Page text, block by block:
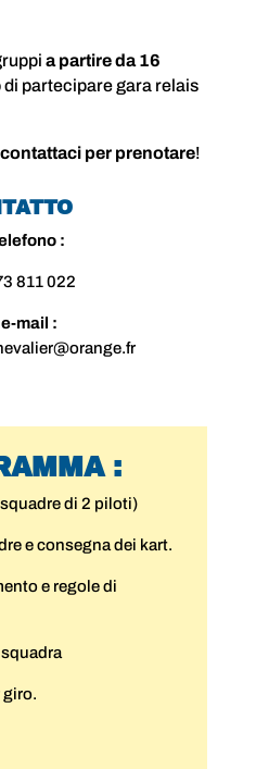
a partire da 16
partecipare gara relais
contattaci per prenotare!
:
811 022
mail :
:
di 2 piloti)
e consegna dei kart.
e regole di